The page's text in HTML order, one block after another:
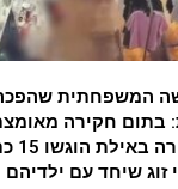
המשפחתית
בתום חקירה
זוג שיחד עם